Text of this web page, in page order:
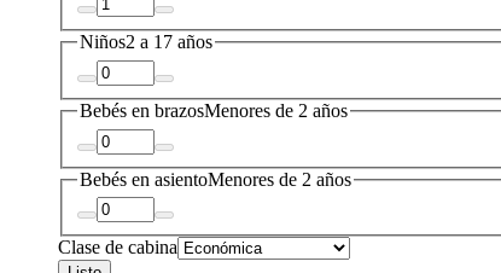
Niños2 a 17 años
Bebés en brazosMenores de 2 años
Bebés en asientoMenores de 2 años
Clase de cabina